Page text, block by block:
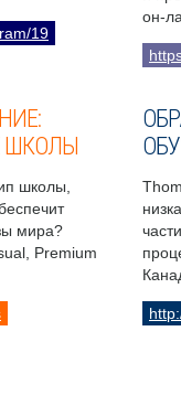
19
он-
ШКОЛЫ
школы,
мира?
Premium